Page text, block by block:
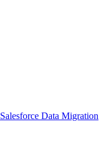
Salesforce Data Migration